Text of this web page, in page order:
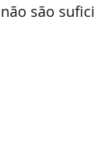
não são